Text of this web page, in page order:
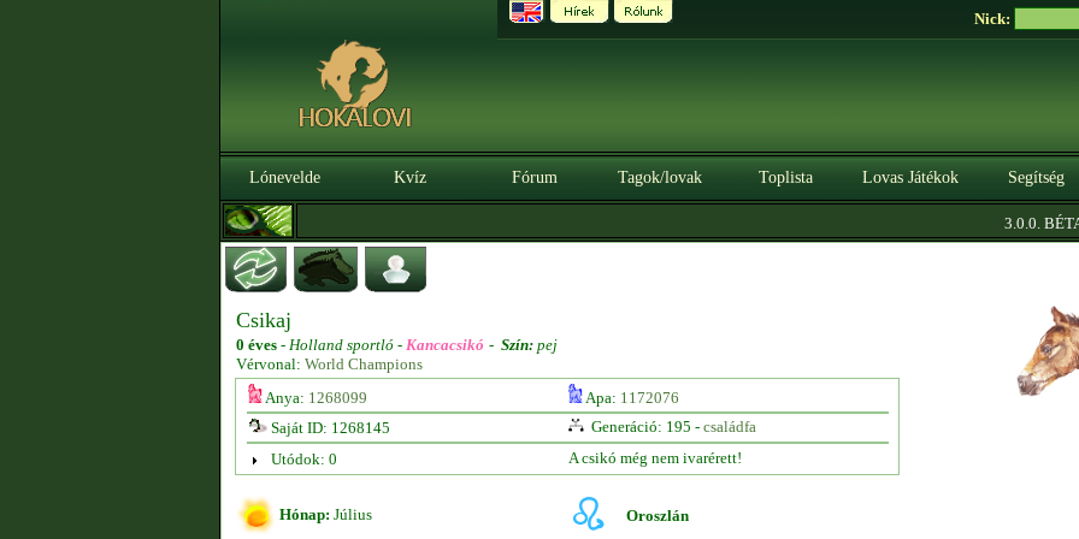
Nick:
Lónevelde Kvíz Fórum Tagok/lovak Toplista Lovas Játékok Segítség
3.0.0. BÉTA|
Csikaj
0 éves - Holland sportló - Kancacsikó - Szín: pej
Vérvonal: World Champions
Anya: 1268099 Apa: 1172076
Saját ID: 1268145
Generáció: 195 - családfa
Utódok: 0
A csikó még nem ivarérett!
Hónap: Július Oroszlán